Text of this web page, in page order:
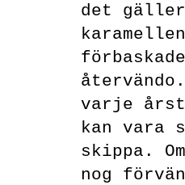
det
varje
kan vara
skippa.
nog